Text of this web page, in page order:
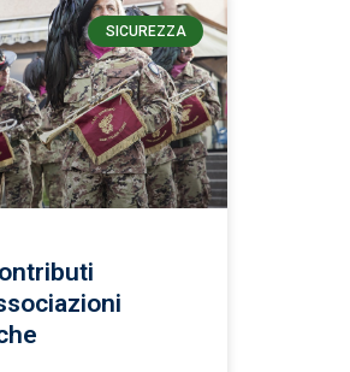
SICUREZZA